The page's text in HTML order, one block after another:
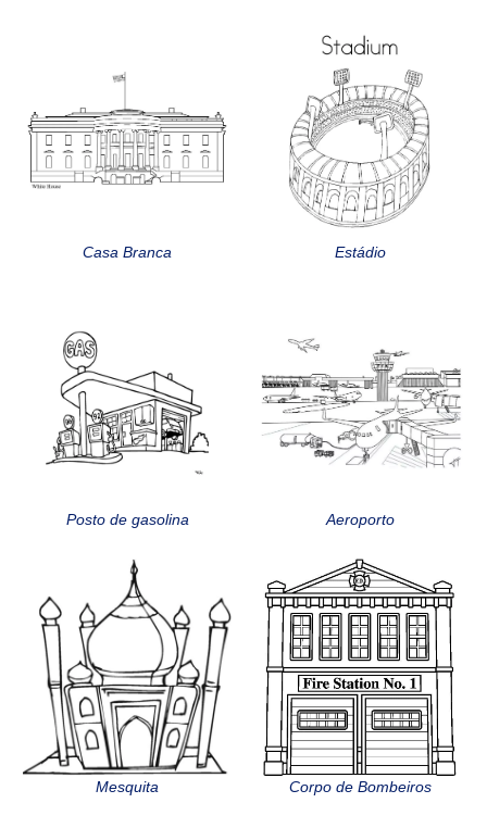
Casa Branca Estádio
Posto de gasolina Aeroporto
Mesquita Corpo de Bombeiros